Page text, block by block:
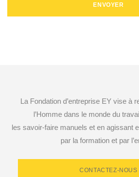
La Fondation d’entreprise EY vise à
l’Homme dans le monde du
les savoir-faire manuels et en agissant
par la formation et par
CONTACTEZ-NOUS